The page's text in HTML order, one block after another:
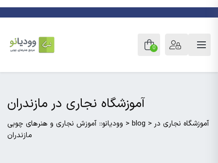
0
آموزشگاه نجاری در مازندران
وودیانو:: آموزش نجاری و هنرهای چوبی > blog > آموزشگاه نجاری در
مازندران